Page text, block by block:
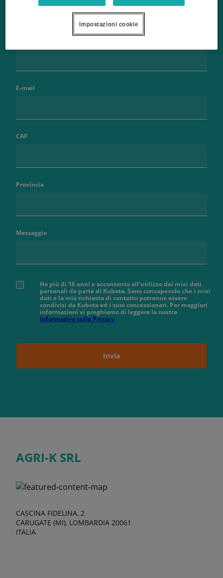
E-mail
CAP
Provincia
Messaggio
Ho più di 16 anni e acconsento all'utilizzo dei miei dati
personali da parte di Kubota. Sono consapevole che i miei
dati e la mia richiesta di contatto potranno essere
condivisi da Kubota ed i suoi concessionari. Per maggiori
informazioni vi preghiamo di leggere la nostra
Informativa sulla Privacy
Invia
AGRI-K SRL
CASCINA FIDELINA, 2
CARUGATE (MI), LOMBARDIA 20061
ITALIA
Impostazioni cookie